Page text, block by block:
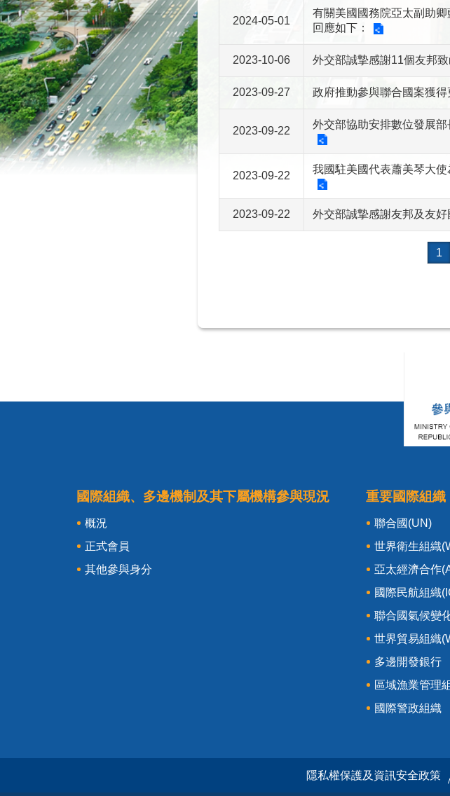
2024-05-01
有關美國國務院亞太副助
回應如下：
2023-10-06 外交部誠摯感謝11個友邦
2023-09-27 政府推動參與聯合國案獲
2023-09-22
外交部協助安排數位發展
2023-09-22
我國駐美國代表蕭美琴大
2023-09-22 外交部誠摯感謝友邦及友
1
國際組織、多邊機制及其下屬機構參與現況
概況
正式會員
其他參與身分
重要國際組織
聯合國(UN)
世界衛生組織
亞太經濟合作
國際民航組織
聯合國氣候變
世界貿易組織
多邊開發銀行
區域漁業管理
國際警政組織
隱私權保護及資訊安全政策